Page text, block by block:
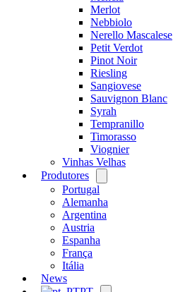
Merlot
Nebbiolo
Nerello Mascalese
Petit Verdot
Pinot Noir
Riesling
Sangiovese
Sauvignon Blanc
Syrah
Tempranillo
Timorasso
Viognier
Vinhas Velhas
Produtores
menu
Portugal
Alemanha
Argentina
Austria
Espanha
França
Itália
News